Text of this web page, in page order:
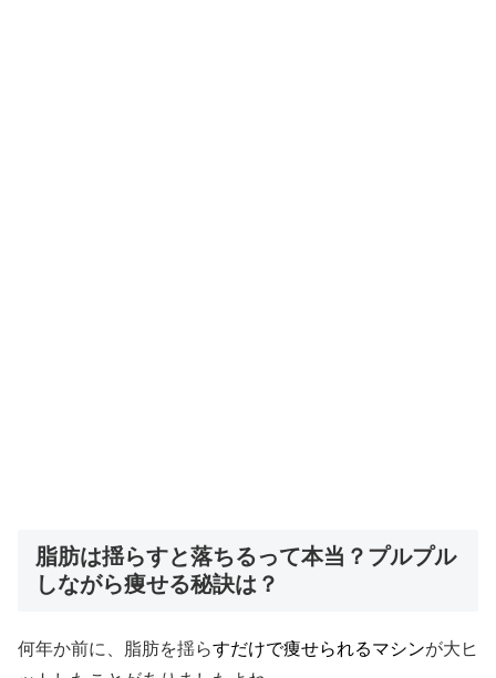
脂肪は揺らすと落ちるって本当？プルプル
しながら痩せる秘訣は？
何年か前に、脂肪を揺らすだけで痩せられるマシンが大ヒ